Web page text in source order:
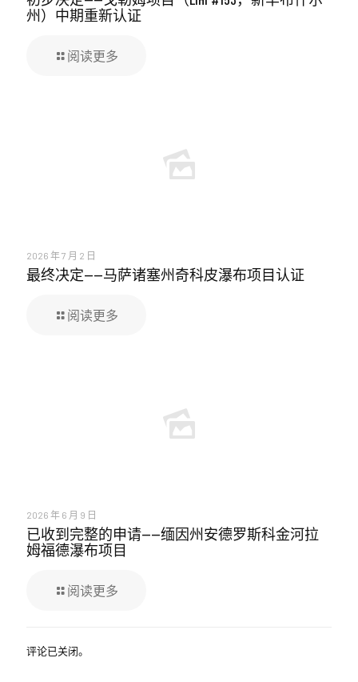
州）中期重新认证
阅读更多
2026 年 7 月 2 日
最终决定——马萨诸塞州奇科皮瀑布项目认证
阅读更多
2026 年 6 月 9 日
已收到完整的申请——缅因州安德罗斯科金河拉
姆福德瀑布项目
阅读更多
评论已关闭。